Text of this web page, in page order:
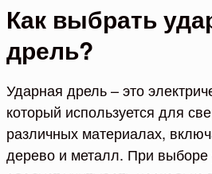
Как выбрать
дрель?
Ударная дрель – это
который используется для
различных материалах,
дерево и металл. При выборе